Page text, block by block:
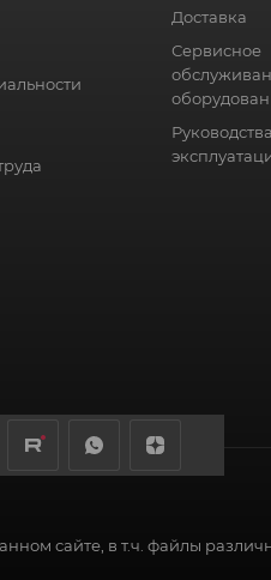
Доставка
Сервисное
сайте, в т.ч. файлы